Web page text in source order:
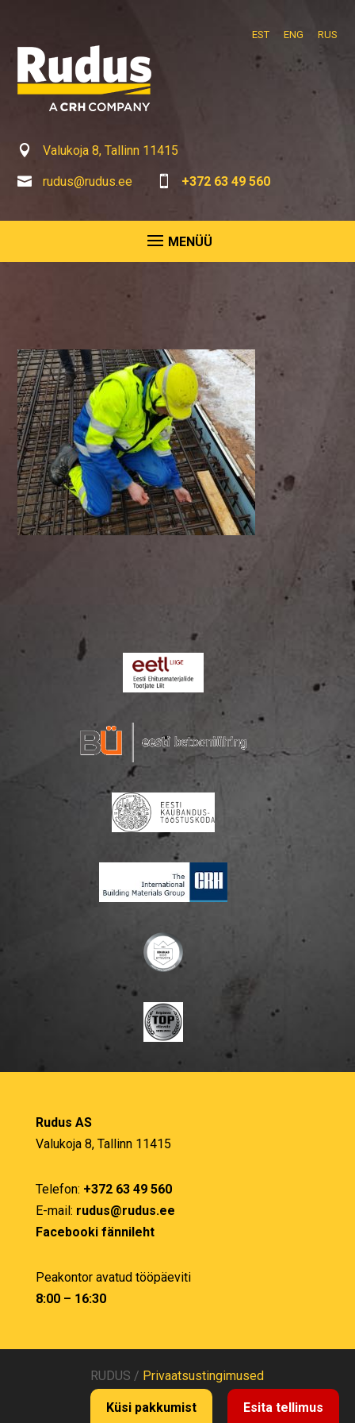
EST ENG RUS
 Valukoja 8, Tallinn 11415
 rudus@rudus.ee  +372 63 49 560
Rudus AS
Valukoja 8, Tallinn 11415
Telefon: +372 63 49 560
E-mail: rudus@rudus.ee
Facebooki fännileht
Peakontor avatud tööpäeviti
8:00 – 16:30
RUDUS / Privaatsustingimused
Küsi pakkumist Esita tellimus